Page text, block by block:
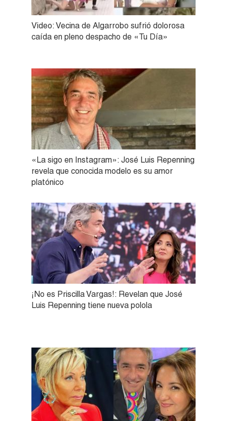
Video: Vecina de Algarrobo sufrió dolorosa
caída en pleno despacho de «Tu Día»
«La sigo en Instagram»: José Luis Repenning
revela que conocida modelo es su amor
platónico
¡No es Priscilla Vargas!: Revelan que José
Luis Repenning tiene nueva polola